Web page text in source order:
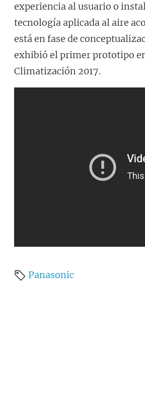
experiencia al usuario o
tecnología aplicada al aire
está en fase de
exhibió el primer prototipo
Climatización 2017.
Panasonic